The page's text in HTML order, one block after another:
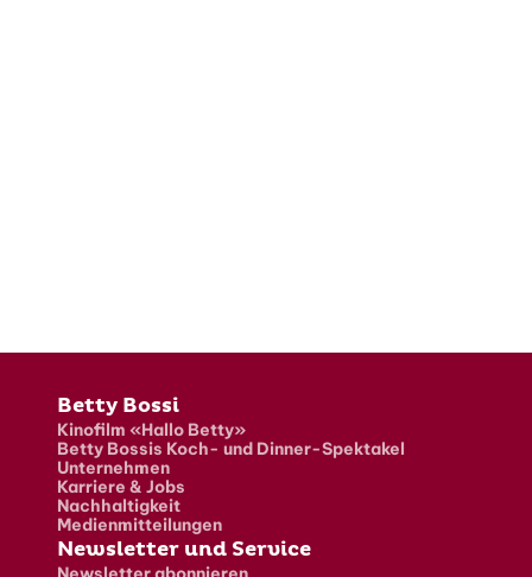
Fusszeile
Betty Bossi
Kinofilm «Hallo Betty»
Betty Bossis Koch- und Dinner-Spektakel
Unternehmen
Karriere & Jobs
Nachhaltigkeit
Medienmitteilungen
Newsletter und Service